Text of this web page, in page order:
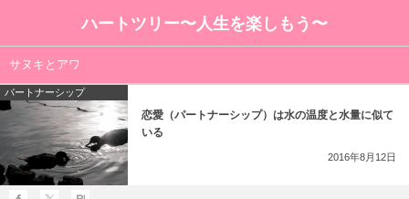
ハートツリー〜人生を楽しもう〜
サヌキとアワ
パートナーシップ
恋愛（パートナーシップ）は水の温度と水量に似て
いる
2016年8月12日